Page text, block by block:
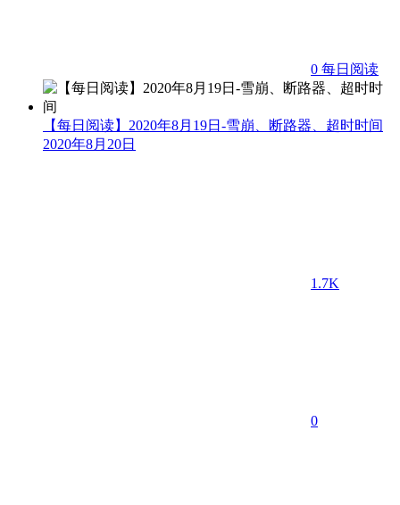
0 每日阅读
【每日阅读】2020年8月19日-雪崩、断路器、超时时间
2020年8月20日
1.7K
0